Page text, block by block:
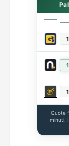
Quote
minuti.